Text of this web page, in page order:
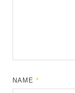
NAME*